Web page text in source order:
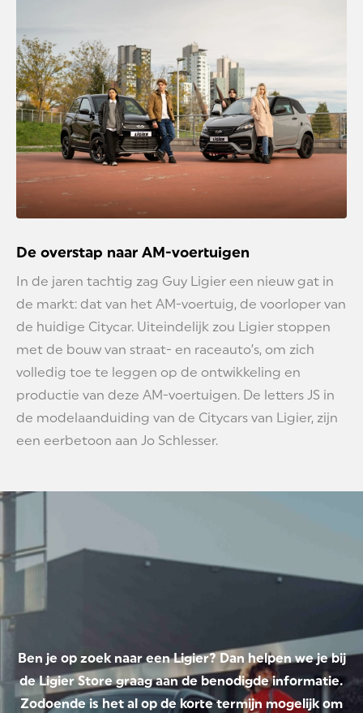
De overstap naar AM-voertuigen
In de jaren tachtig zag Guy Ligier een nieuw gat in
de markt: dat van het AM-voertuig, de voorloper van
de huidige Citycar. Uiteindelijk zou Ligier stoppen
met de bouw van straat- en raceauto’s, om zich
volledig toe te leggen op de ontwikkeling en
productie van deze AM-voertuigen. De letters JS in
de modelaanduiding van de Citycars van Ligier, zijn
een eerbetoon aan Jo Schlesser.
Ben je op zoek naar een Ligier? Dan helpen we je bij
de Ligier Store graag aan de benodigde informatie.
Zodoende is het al op de korte termijn mogelijk om